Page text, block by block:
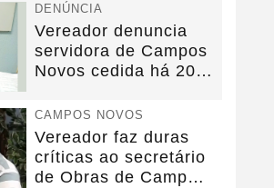
DENÚNCIA
Vereador denuncia
servidora de Campos
Novos cedida há 20
CAMPOS NOVOS
Vereador faz duras
críticas ao secretário
de Obras de Campos